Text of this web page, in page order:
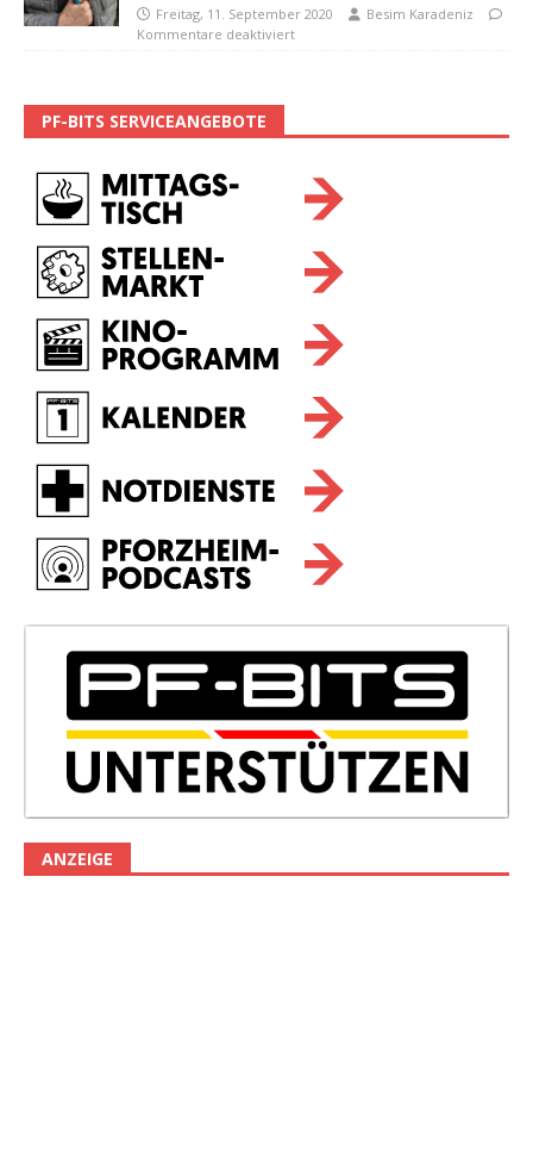
Freitag, 11. September 2020
Besim Karadeniz
Kommentare deaktiviert
PF-BITS SERVICEANGEBOTE
ANZEIGE